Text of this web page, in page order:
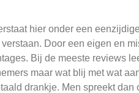
hier onder een
Door een eigen en
Bij de meeste reviews
maar wat blij met wat
drankje. Men spreekt dan